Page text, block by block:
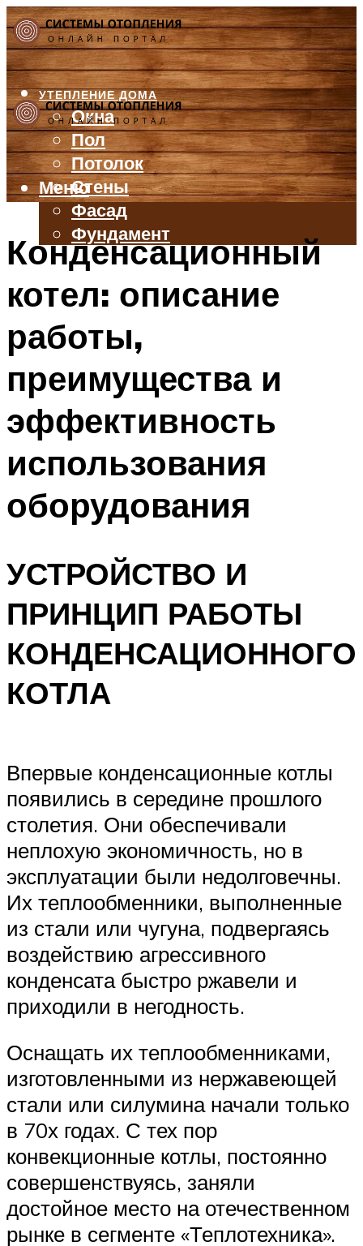
УТЕПЛЕНИЕ ДОМА
Окна
Пол
Потолок
Стены
Фасад
Фундамент
БАЛКОН И ЛОДЖИЯ
ВЕНТИЛЯЦИЯ
ТРУБЫ
Меню
Меню
Конденсационный
котел: описание
работы,
преимущества и
эффективность
использования
оборудования
УСТРОЙСТВО И
ПРИНЦИП РАБОТЫ
КОНДЕНСАЦИОННОГО
КОТЛА
Впервые конденсационные котлы
появились в середине прошлого
столетия. Они обеспечивали
неплохую экономичность, но в
эксплуатации были недолговечны.
Их теплообменники, выполненные
из стали или чугуна, подвергаясь
воздействию агрессивного
конденсата быстро ржавели и
приходили в негодность.
Оснащать их теплообменниками,
изготовленными из нержавеющей
стали или силумина начали только
в 70х годах. С тех пор
конвекционные котлы, постоянно
совершенствуясь, заняли
достойное место на отечественном
рынке в сегменте «Теплотехника».